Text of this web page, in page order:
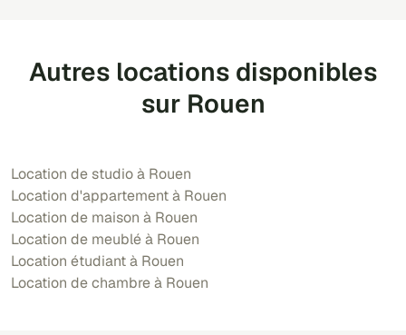
Autres locations disponibles
sur Rouen
Location de studio à Rouen
Location d'appartement à Rouen
Location de maison à Rouen
Location de meublé à Rouen
Location étudiant à Rouen
Location de chambre à Rouen